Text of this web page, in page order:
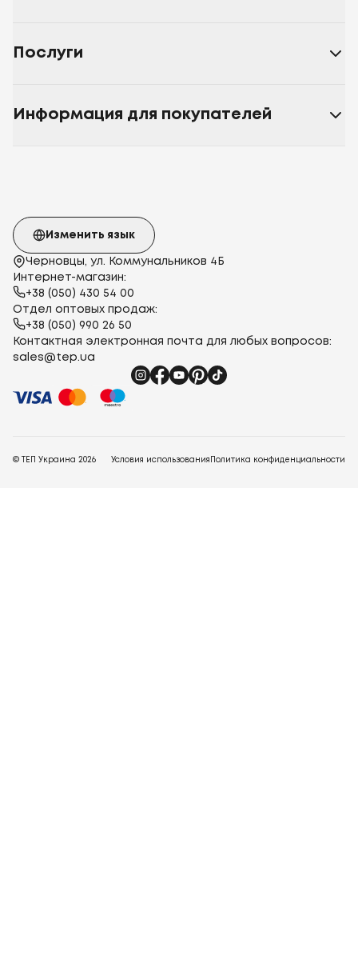
Послуги
Информация для покупателей
Черновцы, ул. Коммунальников 4Б
Интернет-магазин:
+38 (050) 430 54 00
Отдел оптовых продаж:
+38 (050) 990 26 50
Контактная электронная почта для любых вопросов:
sales@tep.ua
Изменить язык
© ТЕП Украина 2026 Условия использования Политика конфиденциальности